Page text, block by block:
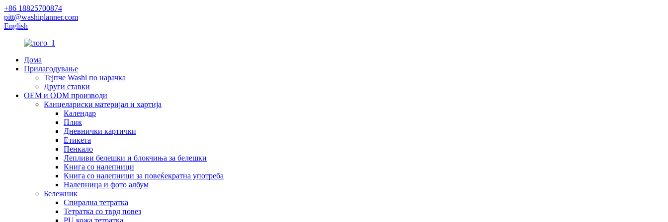
+86 18825700874
pitt@washiplanner.com
English
Дома
Прилагодување
Тејпче Washi по нарачка
Други ставки
OEM и ODM производи
Канцелариски материјал и хартија
Календар
Плик
Дневнички картички
Етикета
Пенкало
Лепливи белешки и блокчиња за белешки
Книга со налепници
Книга со налепници за повеќекратна употреба
Налепница и фото албум
Бележник
Спирална тетратка
Тетратка со тврд повез
PU кожа тетратка